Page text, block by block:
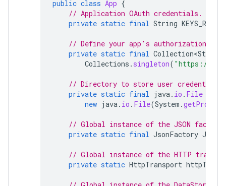
public class App {
// Application OAuth credentials.
private static final String
// Define your app's authorization
private static final Collection<String>
Collections . singleton( "https://
// Directory to store user credentials.
private static final java . io . File
new java . io . File(System .
// Global instance of the JSON
private static final JsonFactory
// Global instance of the HTTP
private static HttpTransport